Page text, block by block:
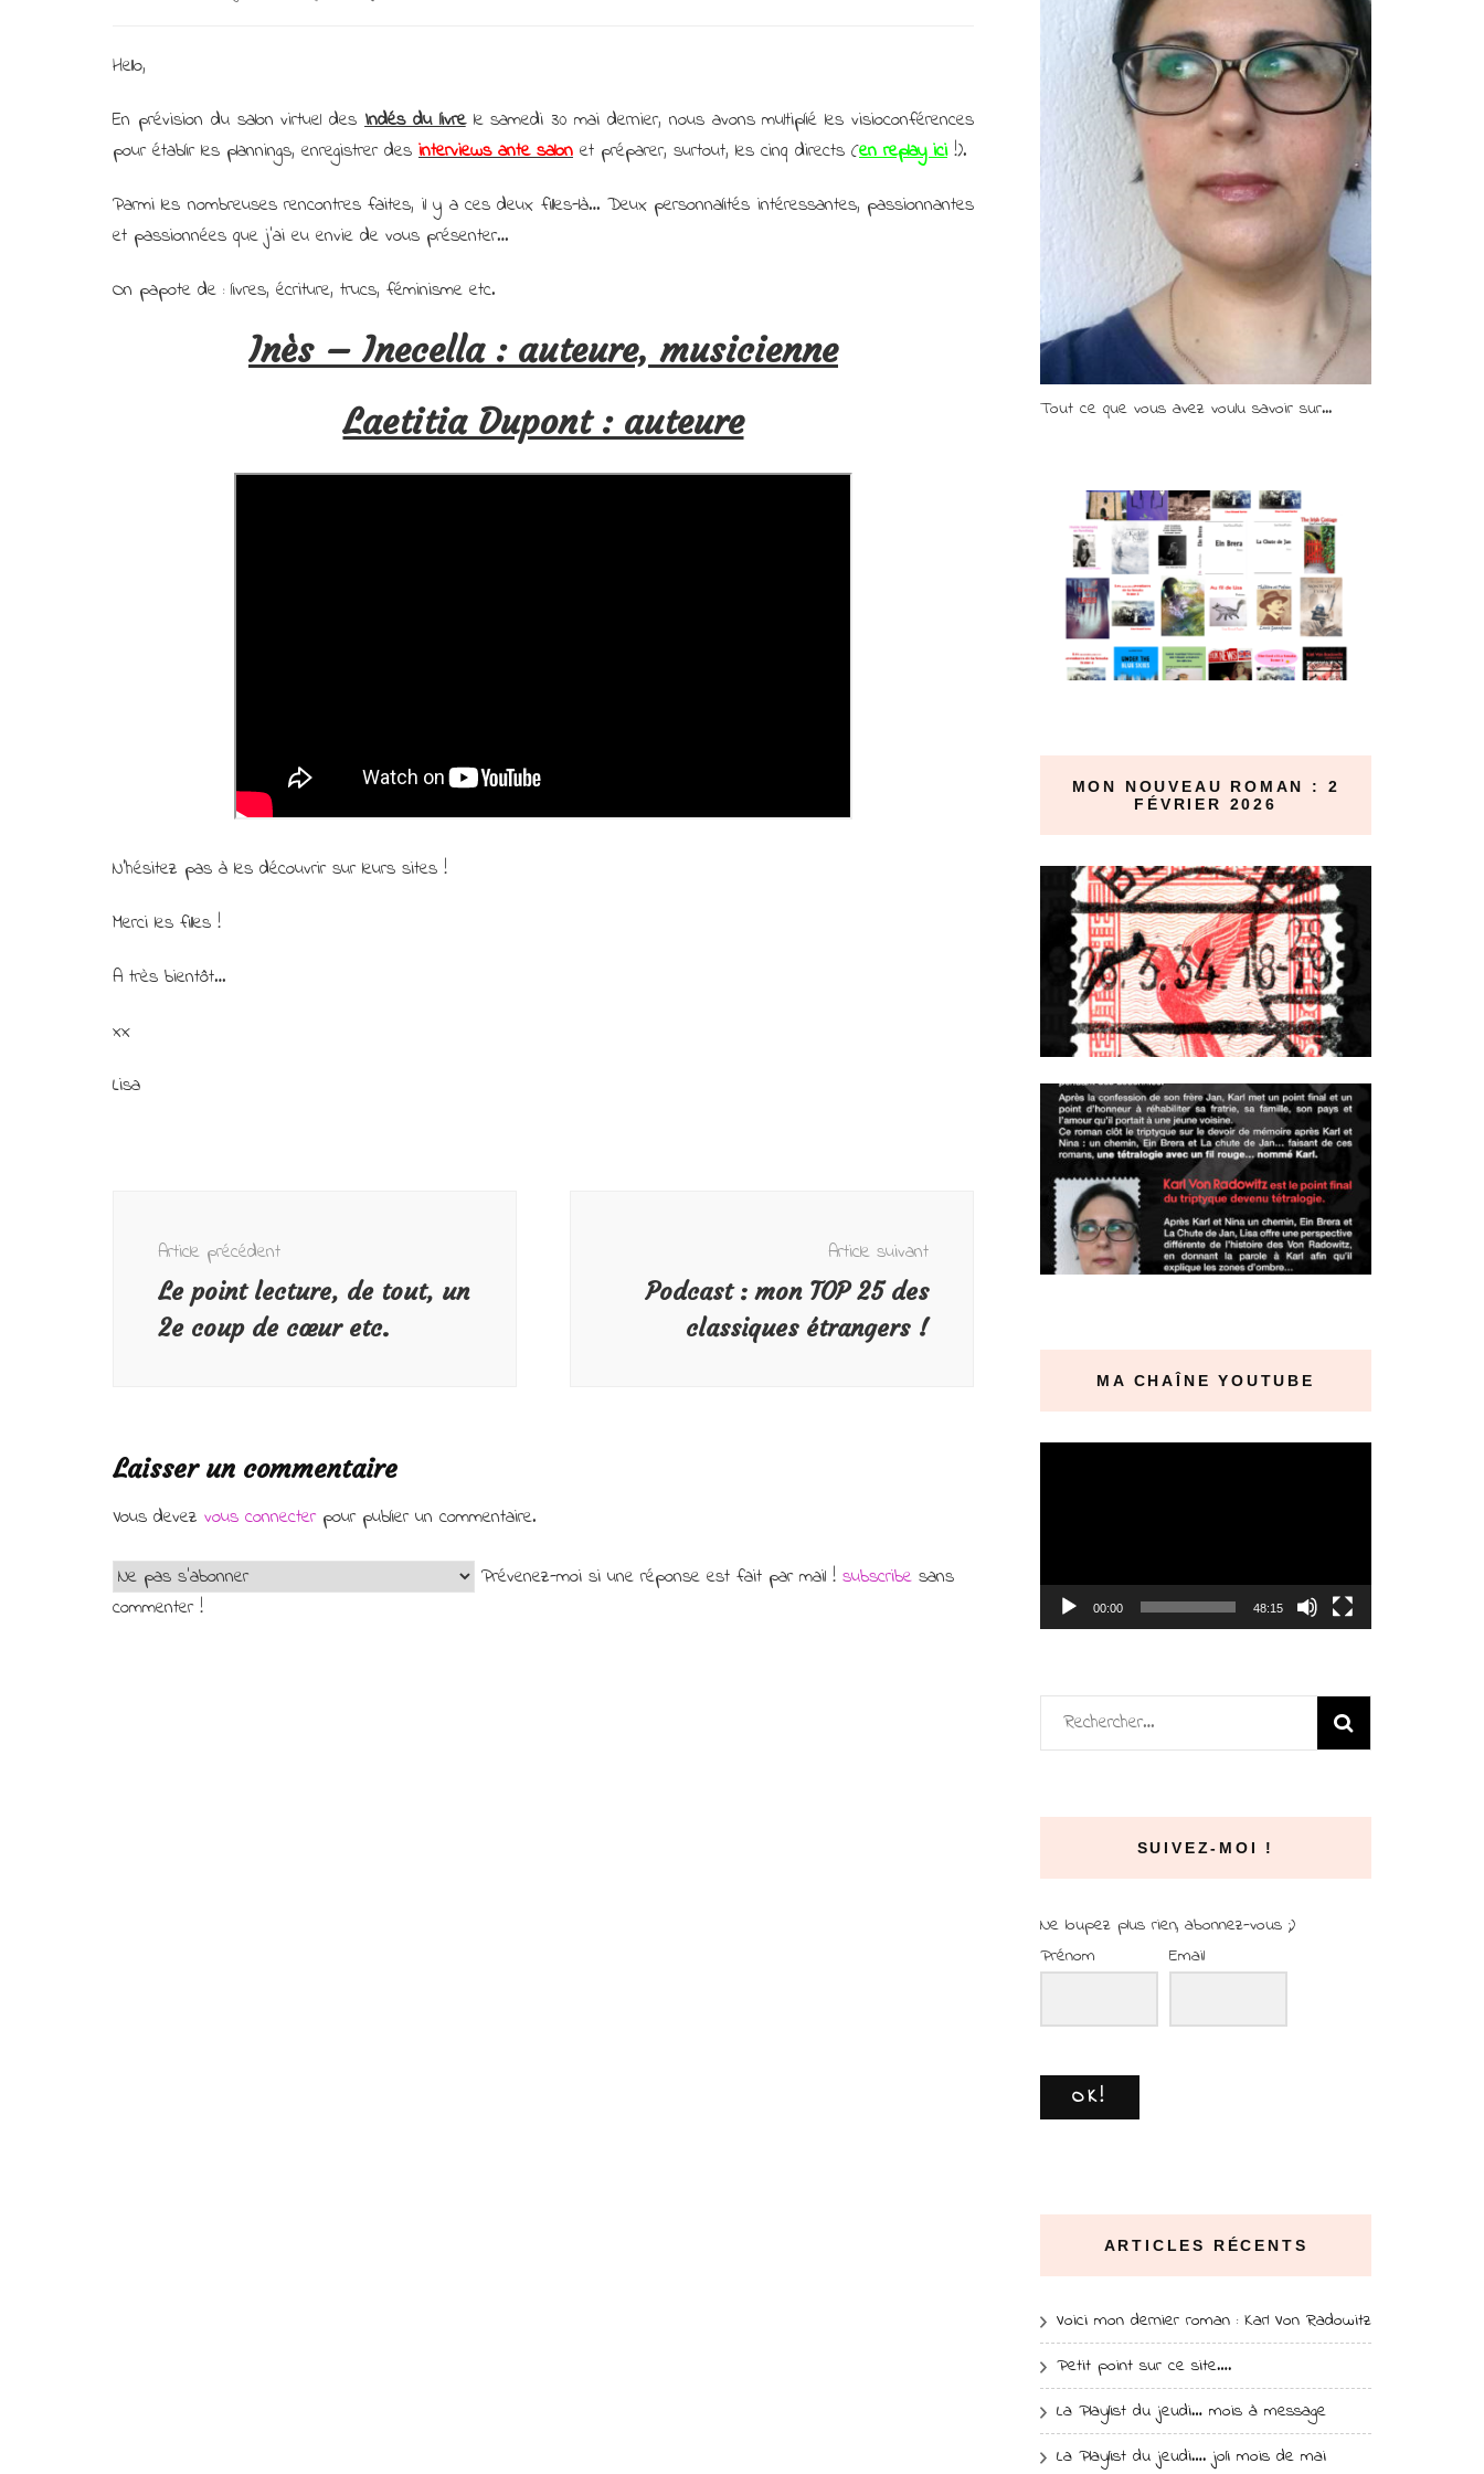
un
retour
les
Hello,
En prévision du salon virtuel des Indés du livre le samedi 30 mai dernier, nous avons multiplié les visioconférences
pour établir les plannings, enregistrer des interviews ante salon et préparer, surtout, les cinq directs (en replay ici!).
Parmi les nombreuses rencontres faites, il y a ces deux filles-là… Deux personnalités intéressantes, passionnantes
et passionnées que j’ai eu envie de vous présenter…
On papote de : livres, écriture, trucs, féminisme etc.
Inès – Inecella : auteure, musicienne
Laetitia Dupont : auteure
N’hésitez pas à les découvrir sur leurs sites !
Merci les filles !
A très bientôt…
xx
Lisa
d'article
Article précédent
Le point lecture, de tout, un
2e coup de cœur etc.
Article suivant
Podcast : mon TOP 25 des
classiques étrangers !
Laisser un commentaire
Vous devez vous connecterpour publier un commentaire.
Prévenez-moi si une réponse est fait par mail ! subscribe sans
commenter !
Tout ce que vous avez voulu savoir sur...
MON NOUVEAU ROMAN : 2
FÉVRIER 2026
MA CHAÎNE YOUTUBE
00:00 48:15
Rechercher :
SUIVEZ-MOI !
Ne loupez plus rien, abonnez-vous ;)
Prénom
Email
OK!
ARTICLES RÉCENTS
Voici mon dernier roman : Karl Von Radowitz
Petit point sur ce site….
La Playlist du jeudi… mois à message
La Playlist du jeudi…. joli mois de mai